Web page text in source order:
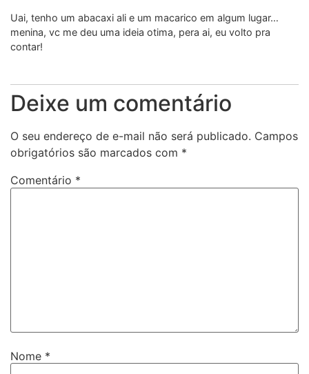
Uai, tenho um abacaxi ali e um macarico em algum lugar…
menina, vc me deu uma ideia otima, pera ai, eu volto pra
contar!
Deixe um comentário
O seu endereço de e-mail não será publicado. Campos
obrigatórios são marcados com *
Comentário *
Nome *